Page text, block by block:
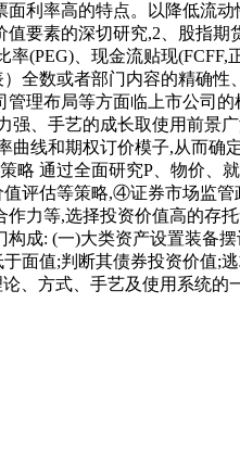
利率高的特点。以降低流
要素的深切研究,2、股指
(PEG)、现金流贴现
全数或者部门内容的精确
理布局等方面临上市公司
、手艺的成长取使用前
线和期权订价模子,从而
略 通过全面研究P、物价
评估等策略,④证券市场监
力等,选择投资价值高的
成: (一)大类资产设置装备
面值;判断其债券投资价值;
、方式、手艺及使用系统